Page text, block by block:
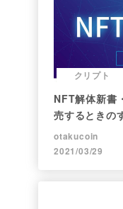
クリプト
NFT解体新書
売するときの
ト】
otakucoin
2021/03/29